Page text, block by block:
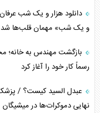
اوکراین بازوی مخرب
اهمیت راهبردی اردن برای
همسویی عربستان با سنتکام
دانلود هزار و یک شب
و یک شب» مهمان قلب‌ها
بازگشت مهندس به خانه؛
رسماً کار خود را آغاز کرد
عبدل السید کیست؟ / پزشک
نهایی دموکرات‌ها در میشیگان